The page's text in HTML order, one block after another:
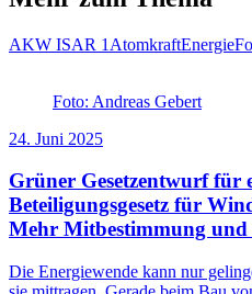
AKW ISAR 1 AtomkraftEnergie
Foto: Andreas Gebert
24. Juni 2025
Grüner Gesetzentwurf für
Beteiligungsgesetz für
Mehr Mitbestimmung
Die Energiewende kann nur